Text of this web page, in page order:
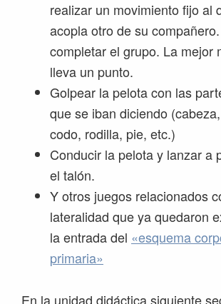
realizar un movimiento fijo al
acopla otro de su
completar el grupo. La mejor
lleva un punto.
Golpear la pelota con las
que se iban diciendo
codo, rodilla, pie, etc.)
Conducir la pelota y lanzar a
el talón.
Y otros juegos relacionados
lateralidad que ya quedaron
la entrada del «esquema
primaria»
En la unidad didáctica siguiente